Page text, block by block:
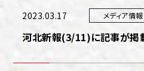
2023.03.17 メディア情報
河北新報(3/11)に記事が掲